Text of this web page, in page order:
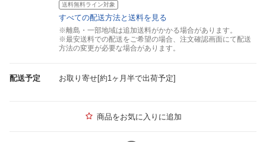
送料無料ライン対象
すべての配送方法と送料を見る
※離島・一部地域は追加送料がかかる場合があります。
※最安送料での配送をご希望の場合、注文確認画面にて配送
方法の変更が必要な場合があります。
配送予定 お取り寄せ[約1ヶ月半で出荷予定]
商品をお気に入りに追加